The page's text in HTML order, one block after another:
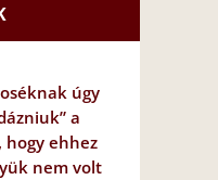
úgy
a
ehhez
nem volt